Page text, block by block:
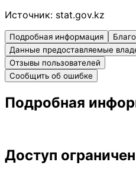
Источник: stat.gov.kz
Подробная информация
Данные предоставляемые
Отзывы пользователей
Сообщить об ошибке
Подробная
Доступ ограничен